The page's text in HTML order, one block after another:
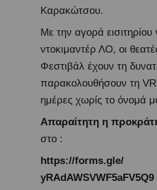
Καρακώτσου.
Με την αγορά εισιτηρίου
ντοκιμαντέρ ΛΟ, οι
Φεστιβάλ έχουν τη
παρακολουθήσουν τη VR
ημέρες χωρίς το όνομά
Απαραίτητη η
στο :
https://forms.gle/
yRAdAWSVWF5aFV5Q9